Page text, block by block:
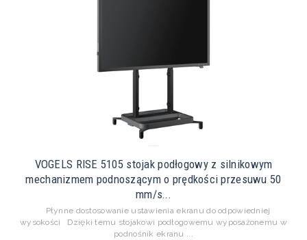
VOGELS RISE 5105 stojak podłogowy z silnikowym
mechanizmem podnoszącym o prędkości przesuwu 50
mm/s...
Płynne dostosowanie ustawienia ekranu do odpowiedniej
wysokości Dzięki temu stojakowi podłogowemu wyposażonemu w
podnośnik ekranu ...